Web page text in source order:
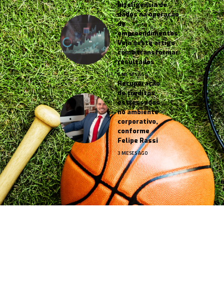
Inteligência de
dados na operação
de
empreendimentos:
Veja neste artigo
como transformar
resultados
4 MESES AGO
Recuperação
de créditos
estressados
no ambiente
corporativo,
conforme
Felipe Rassi
3 MESES AGO